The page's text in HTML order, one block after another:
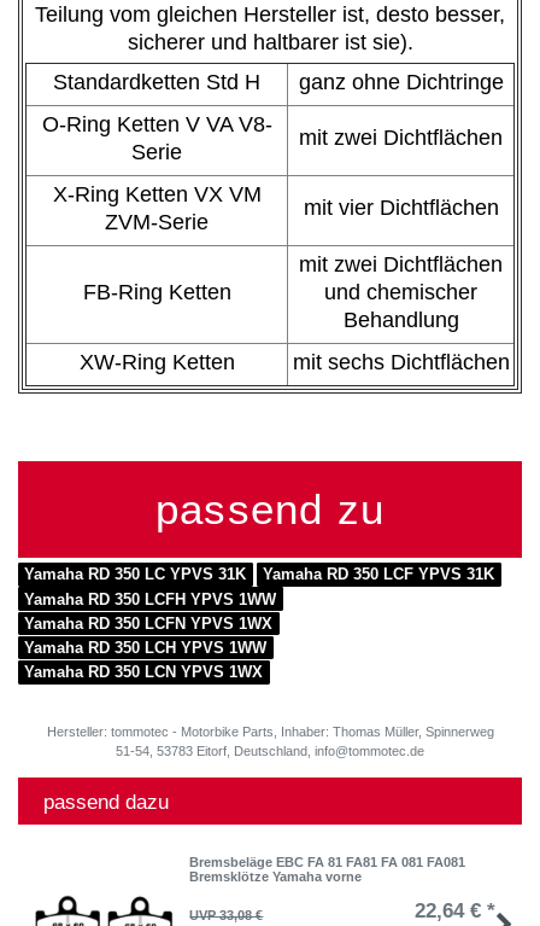
Teilung vom gleichen Hersteller ist, desto besser,
sicherer und haltbarer ist sie).
Standardketten Std H
ganz ohne Dichtringe
O-Ring Ketten V VA V8-
Serie
mit zwei Dichtflächen
X-Ring Ketten VX VM
ZVM-Serie
mit vier Dichtflächen
FB-Ring Ketten
mit zwei Dichtflächen
und chemischer
Behandlung
XW-Ring Ketten
mit sechs Dichtflächen
passend zu
Yamaha RD 350 LC YPVS 31K
Yamaha RD 350 LCF YPVS 31K
Yamaha RD 350 LCFH YPVS 1WW
Yamaha RD 350 LCFN YPVS 1WX
Yamaha RD 350 LCH YPVS 1WW
Yamaha RD 350 LCN YPVS 1WX
Hersteller: tommotec - Motorbike Parts, Inhaber: Thomas Müller, Spinnerweg
51-54, 53783 Eitorf, Deutschland, info@tommotec.de
passend dazu
Bremsbeläge EBC FA 81 FA81 FA 081 FA081
Bremsklötze Yamaha vorne
UVP 33,08 € 22,64 € *